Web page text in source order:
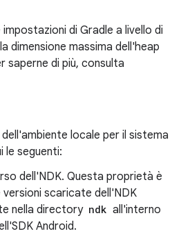
di Gradle a livello di
dimensione massima dell'heap
saperne di più, consulta
locale per il sistema
le seguenti:
dell'NDK. Questa proprietà è
scaricate dell'NDK
nella directory ndk all'interno
Android.